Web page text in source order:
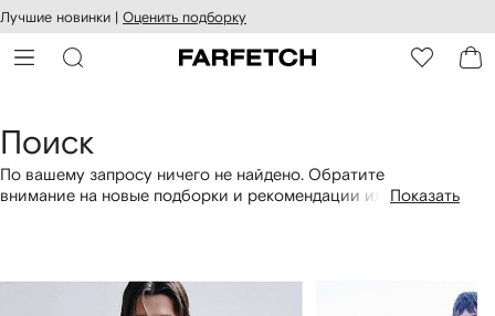
к
Лучшие новинки | Оценить подборку
Поиск
По вашему запросу ничего не найдено. Обратите
внимание на новые подборки и рекомендации илиПоказать